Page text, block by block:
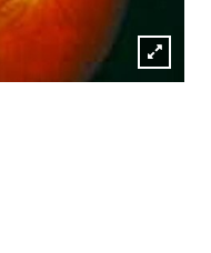
Lightbox